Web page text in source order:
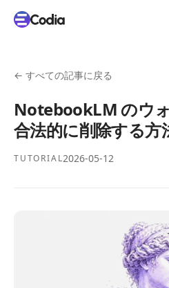
← すべての記事に戻る
NotebookLM のウ
合法的に削除する方
TUTORIAL2026-05-12